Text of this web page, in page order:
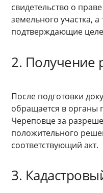
свидетельство о
земельного участка,
подтверждающие
2. Получение
После подготовки
обращается в органы
Череповце за
положительного
соответствующий акт.
3.